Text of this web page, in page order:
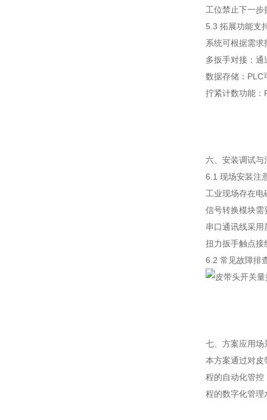
工位禁止下一步
5.3 拓展功能支
系统可根据需求
多扳手对接：
数据存储：PLC
拧紧计数功能：
六、安装调试与
6.1 现场安装注
工业现场存在电
信号转换模块需
串口通讯线采
扭力扳手触点接
6.2 常见故障排
七、方案应用场
本方案通过对皮
程的自动化管控
程的数字化管理